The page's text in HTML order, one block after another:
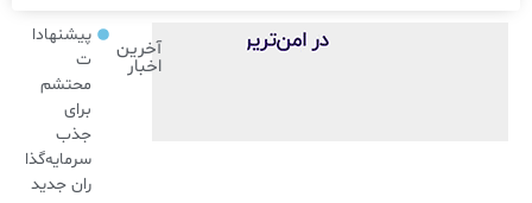
آخرین
اخبار
پیشنهادا
ت
محتشم
برای
جذب
سرمایه‌گذا
ران جدید